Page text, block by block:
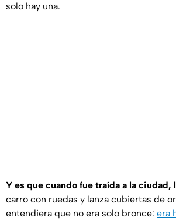
solo hay una.
Y es que cuando fue traída a la ciudad,
carro con ruedas y lanza cubiertas de
entendiera que no era solo bronce: era